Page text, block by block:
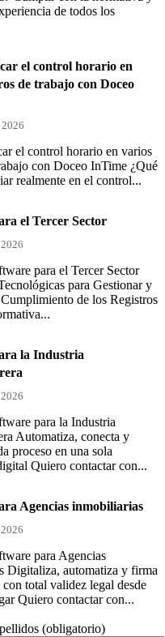
de todos los
el control horario en
de trabajo con Doceo
el control horario en varios
con Doceo InTime ¿Qué
realmente en el control...
el Tercer Sector
para el Tercer Sector
para Gestionar y
de los Registros
la Industria
para la Industria
Automatiza, conecta y
proceso en una sola
Quiero contactar con...
Agencias inmobiliarias
para Agencias
Digitaliza, automatiza y firma
con total validez legal desde
Quiero contactar con...
(obligatorio)